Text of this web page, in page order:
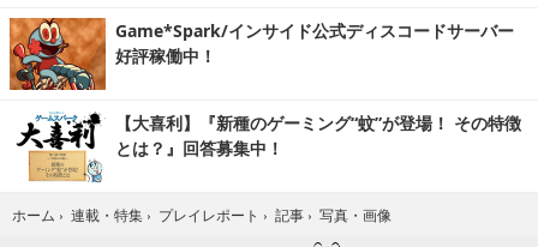
Game*Spark/インサイド公式ディスコードサーバー
好評稼働中！
【大喜利】『新種のゲーミング“蚊”が登場！ その特徴
とは？』回答募集中！
ホーム › 連載・特集 › プレイレポート › 記事 › 写真・画像